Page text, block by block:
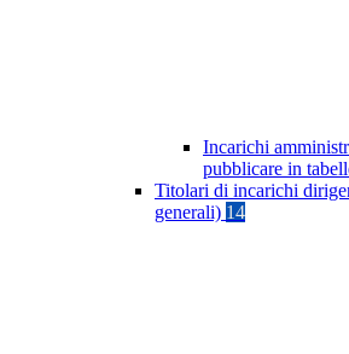
Incarichi
pubblicare in
Titolari di incarichi
generali) 14